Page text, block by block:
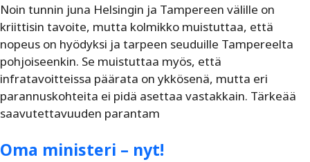
Noin tunnin juna Helsingin ja Tampereen välille on
kriittisin tavoite, mutta kolmikko muistuttaa, että
nopeus on hyödyksi ja tarpeen seuduille Tampereelta
pohjoiseenkin. Se muistuttaa myös, että
infratavoitteissa päärata on ykkösenä, mutta eri
parannuskohteita ei pidä asettaa vastakkain. Tärkeää
saavutettavuuden parantam
Oma ministeri – nyt!